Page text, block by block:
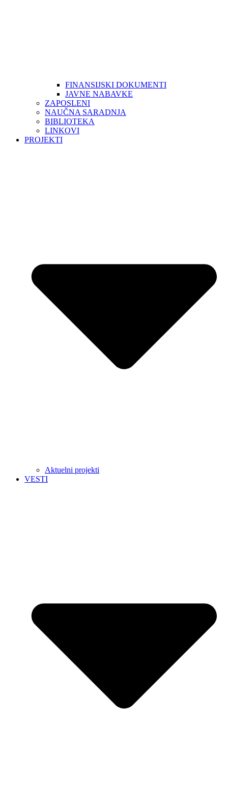
FINANSIJSKI DOKUMENTI
JAVNE NABAVKE
ZAPOSLENI
NAUČNA SARADNJA
BIBLIOTEKA
LINKOVI
PROJEKTI
Aktuelni projekti
VESTI